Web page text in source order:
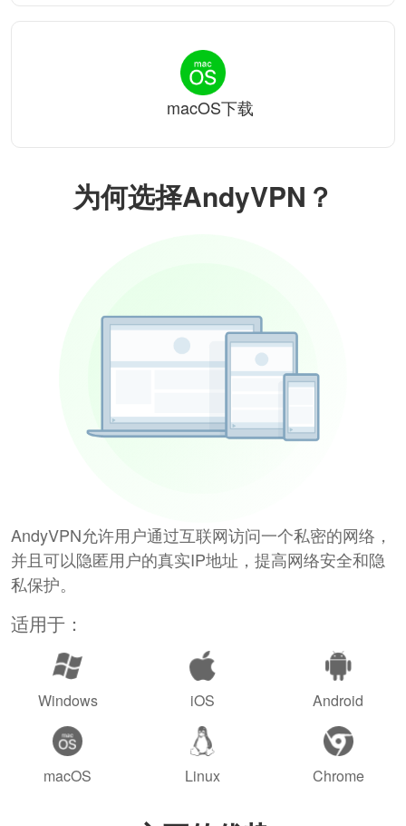
为何选择AndyVPN？
AndyVPN允许用户通过互联网访问一个私密的网络，
并且可以隐匿用户的真实IP地址，提高网络安全和隐
私保护。
适用于：
Windows iOS Android
macOS Linux Chrome
macOS下载